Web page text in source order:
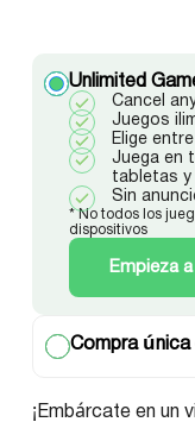
Unlimited
Cancel
Juegos
Elige
Juega en
tabletas y
Sin
* No todos los
dispositivos
Empieza
Compra única
¡Embárcate en un